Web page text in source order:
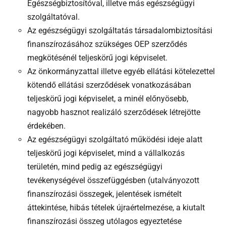
Egészségbiztosítóval, illetve más egészségügyi
szolgáltatóval.
Az egészségügyi szolgáltatás társadalombiztosítási
finanszírozásához szükséges OEP szerződés
megkötésénél teljeskörű jogi képviselet.
Az önkormányzattal illetve egyéb ellátási kötelezettel
kötendő ellátási szerződések vonatkozásában
teljeskörű jogi képviselet, a minél előnyösebb,
nagyobb hasznot realizáló szerződések létrejötte
érdekében.
Az egészségügyi szolgáltató működési ideje alatt
teljeskörű jogi képviselet, mind a vállalkozás
területén, mind pedig az egészségügyi
tevékenységével összefüggésben (utalványozott
finanszírozási összegek, jelentések ismételt
áttekintése, hibás tételek újraértelmezése, a kiutalt
finanszírozási összeg utólagos egyeztetése